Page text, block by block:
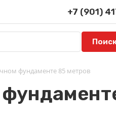
+7 (901)
фундаменте 85 метров